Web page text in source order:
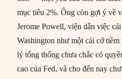
mục tiêu 2%. Ông còn gợi ý về
Jerome Powell, viện dẫn việc
Washington như một cái cớ
lý tổng thống chưa chắc có
cao của Fed, và cho đến nay